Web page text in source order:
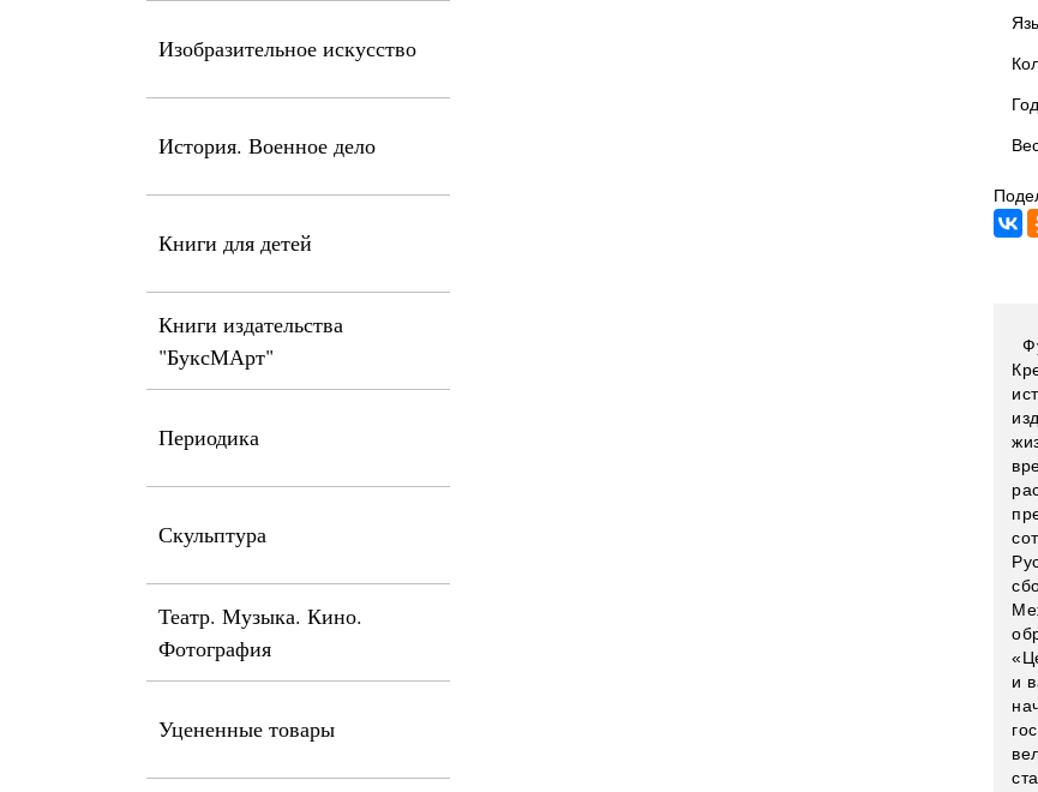
Изобразительное искусство
История. Военное дело
Книги для детей
Книги издательства
"БуксМАрт"
Периодика
Скульптура
Театр. Музыка. Кино.
Фотография
Уцененные товары
и